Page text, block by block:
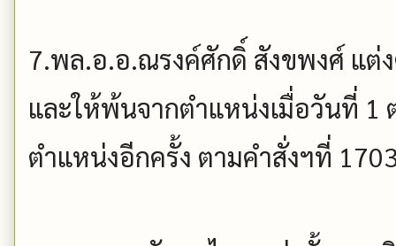
7.พล.อ.อ.ณรงค์ศักดิ์ สังขพงศ์ แต่
และให้พ้นจากตำแหน่งเมื่อวันที่ 1
ตำแหน่งอีกครั้ง ตามคำสั่งฯที่